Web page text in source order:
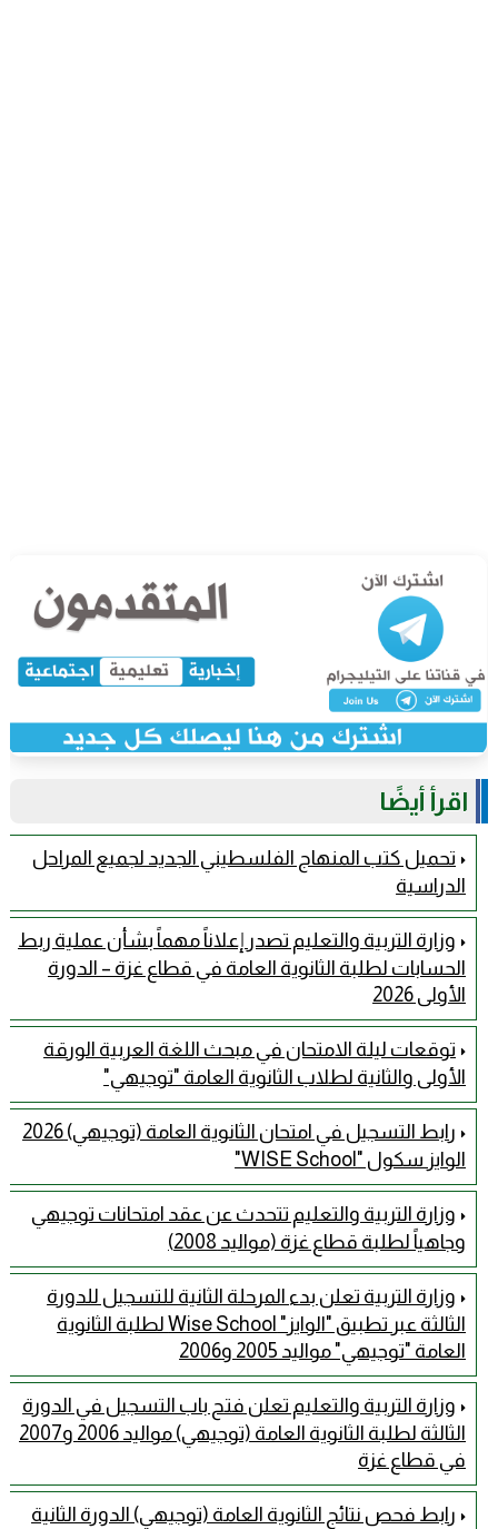
اقرأ أيضًا
تحميل كتب المنهاج الفلسطيني الجديد لجميع المراحل
الدراسية
وزارة التربية والتعليم تصدر إعلاناً مهماً بشأن عملية ربط
الحسابات لطلبة الثانوية العامة في قطاع غزة – الدورة
الأولى 2026
توقعات ليلة الامتحان في مبحث اللغة العربية الورقة
الأولى والثانية لطلاب الثانوية العامة "توجيهي"
رابط التسجيل في امتحان الثانوية العامة (توجيهي) 2026
الوايز سكول "WISE School"
وزارة التربية والتعليم تتحدث عن عقد امتحانات توجيهي
وجاهياً لطلبة قطاع غزة (مواليد 2008)
وزارة التربية تعلن بدء المرحلة الثانية للتسجيل للدورة
الثالثة عبر تطبيق "الوايز" Wise School لطلبة الثانوية
العامة "توجيهي" مواليد 2005 و2006
وزارة التربية والتعليم تعلن فتح باب التسجيل في الدورة
الثالثة لطلبة الثانوية العامة (توجيهي) مواليد 2006 و2007
في قطاع غزة
رابط فحص نتائج الثانوية العامة (توجيهي) الدورة الثانية